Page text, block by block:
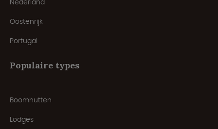
Nederland
Oostenrijk
Portugal
Populaire types
Boomhutten
Lodges